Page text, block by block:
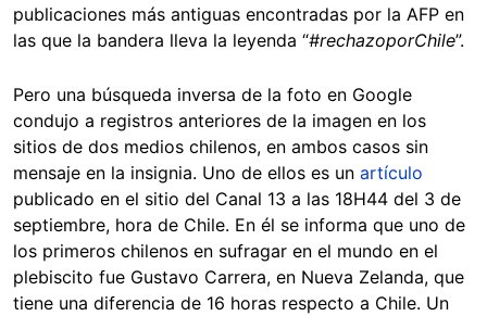
publicaciones más antiguas encontradas por la AFP en
las que la bandera lleva la leyenda “#rechazoporChile”.
Pero una búsqueda inversa de la foto en Google
condujo a registros anteriores de la imagen en los
sitios de dos medios chilenos, en ambos casos sin
mensaje en la insignia. Uno de ellos es un artículo
publicado en el sitio del Canal 13 a las 18H44 del 3 de
septiembre, hora de Chile. En él se informa que uno de
los primeros chilenos en sufragar en el mundo en el
plebiscito fue Gustavo Carrera, en Nueva Zelanda, que
tiene una diferencia de 16 horas respecto a Chile. Un